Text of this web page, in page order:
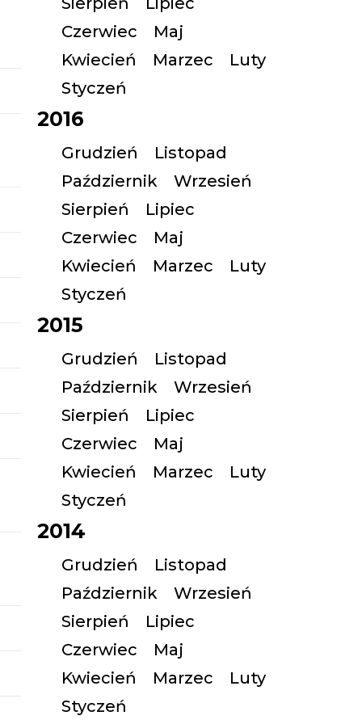
Czerwiec
Maj
Kwiecień
Marzec
Luty
Styczeń
2016
Grudzień
Listopad
Październik
Wrzesień
Sierpień
Lipiec
Czerwiec
Maj
Kwiecień
Marzec
Luty
Styczeń
2015
Grudzień
Listopad
Październik
Wrzesień
Sierpień
Lipiec
Czerwiec
Maj
Kwiecień
Marzec
Luty
Styczeń
2014
Grudzień
Listopad
Październik
Wrzesień
Sierpień
Lipiec
Czerwiec
Maj
Kwiecień
Marzec
Luty
Styczeń